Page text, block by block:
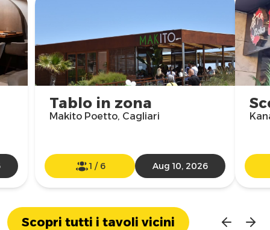
Tablo in zona
Makito Poetto, Cagliari
1 / 6 Aug 10, 2026
Scopri tutti i tavoli vicini